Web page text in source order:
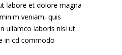
labore et dolore magna
veniam, quis
ullamco laboris nisi ut
in cd commodo